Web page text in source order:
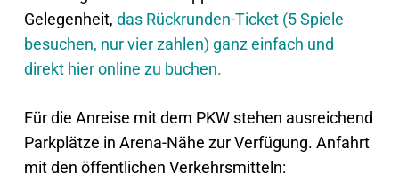
Gelegenheit, das Rückrunden-Ticket (5 Spiele
besuchen, nur vier zahlen) ganz einfach und
direkt hier online zu buchen.
Für die Anreise mit dem PKW stehen ausreichend
Parkplätze in Arena-Nähe zur Verfügung. Anfahrt
mit den öffentlichen Verkehrsmitteln: